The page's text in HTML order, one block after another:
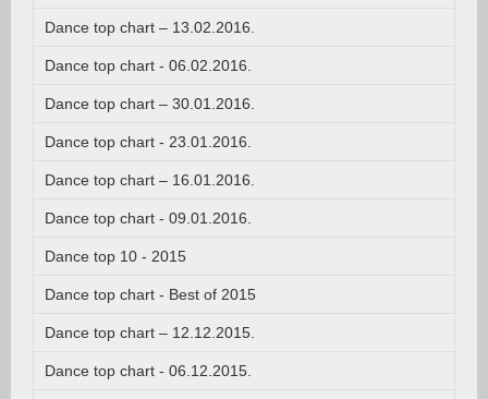
Dance top chart – 13.02.2016.
Dance top chart - 06.02.2016.
Dance top chart – 30.01.2016.
Dance top chart - 23.01.2016.
Dance top chart – 16.01.2016.
Dance top chart - 09.01.2016.
Dance top 10 - 2015
Dance top chart - Best of 2015
Dance top chart – 12.12.2015.
Dance top chart - 06.12.2015.